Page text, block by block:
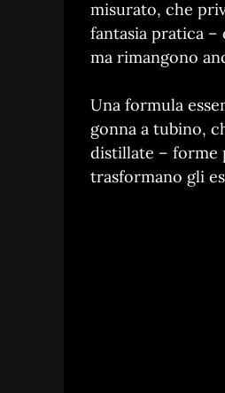
misurato, che
fantasia pratica
ma rimangono
Una formula
gonna a tubino,
distillate – forme
trasformano gli